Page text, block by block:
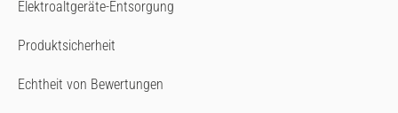
Elektroaltgeräte-Entsorgung
Produktsicherheit
Echtheit von Bewertungen